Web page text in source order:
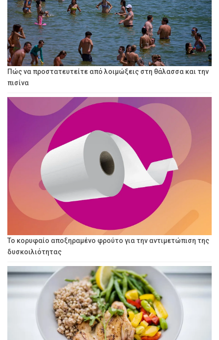
Πώς να προστατευτείτε από λοιμώξεις στη θάλασσα και την
πισίνα
Το κορυφαίο αποξηραμένο φρούτο για την αντιμετώπιση της
δυσκοιλιότητας